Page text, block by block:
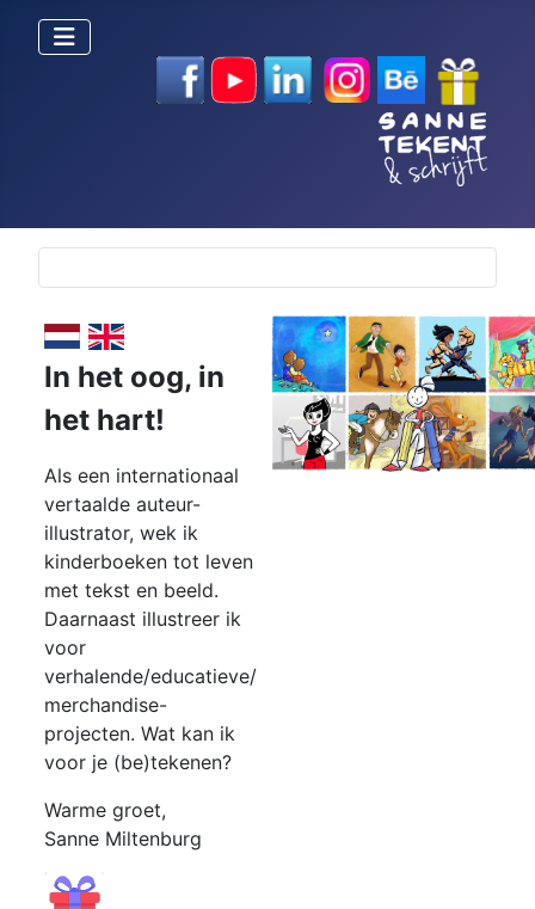
Selecteer de taal
In het oog, in
het hart!
Als een internationaal
vertaalde auteur-
illustrator, wek ik
kinderboeken tot leven
met tekst en beeld.
Daarnaast illustreer ik
voor
verhalende/educatieve/
merchandise-
projecten. Wat kan ik
voor je (be)tekenen?
Warme groet,
Sanne Miltenburg